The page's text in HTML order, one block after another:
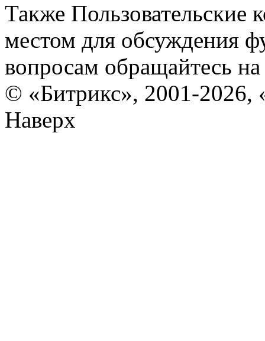
Также Пользовательские
местом для обсуждения
вопросам обращайтесь
© «Битрикс», 2001-2026,
Наверх